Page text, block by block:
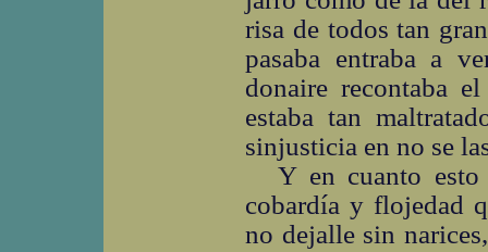
risa de todos tan
pasaba entraba a
donaire recontaba
estaba tan
sinjusticia en no se
Y en cuanto
cobardía y flojedad
no dejalle sin